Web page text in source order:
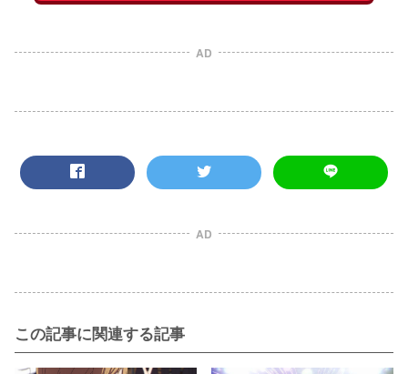
AD
AD
この記事に関連する記事